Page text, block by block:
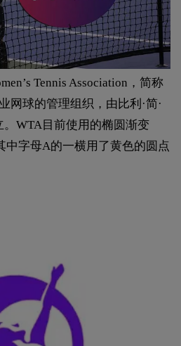
Tennis Association，简称
网球的管理组织，由比利·简·
WTA目前使用的椭圆渐变
中字母A的一横用了黄色的圆点